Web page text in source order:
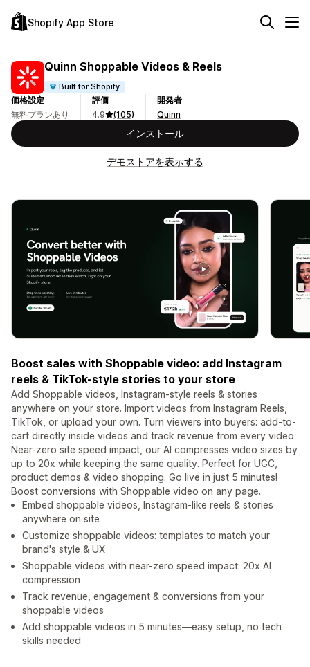
Shopify App Store
Quinn Shoppable Videos & Reels
Built for Shopify
価格設定
無料プランあり
評価
4.9
(105)
開発者
Quinn
インストール
デモストアを表示する
Boost sales with Shoppable video: add Instagram
reels & TikTok-style stories to your store
Add Shoppable videos, Instagram-style reels & stories
anywhere on your store. Import videos from Instagram Reels,
TikTok, or upload your own. Turn viewers into buyers: add-to-
cart directly inside videos and track revenue from every video.
Near-zero site speed impact, our AI compresses video sizes by
up to 20x while keeping the same quality. Perfect for UGC,
product demos & video shopping. Go live in just 5 minutes!
Boost conversions with Shoppable video on any page.
Embed shoppable videos, Instagram-like reels & stories
anywhere on site
Customize shoppable videos: templates to match your
brand's style & UX
Shoppable videos with near-zero speed impact: 20x AI
compression
Track revenue, engagement & conversions from your
shoppable videos
Add shoppable videos in 5 minutes—easy setup, no tech
skills needed